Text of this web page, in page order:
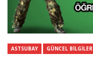
ASTSUBAY GÜNCEL BILGILER